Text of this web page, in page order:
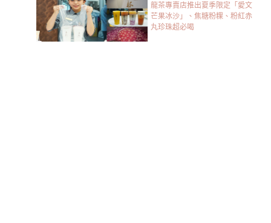
龍茶專賣店推出夏季限定「愛文
芒果冰沙」、焦糖粉粿、粉紅赤
丸珍珠超必喝